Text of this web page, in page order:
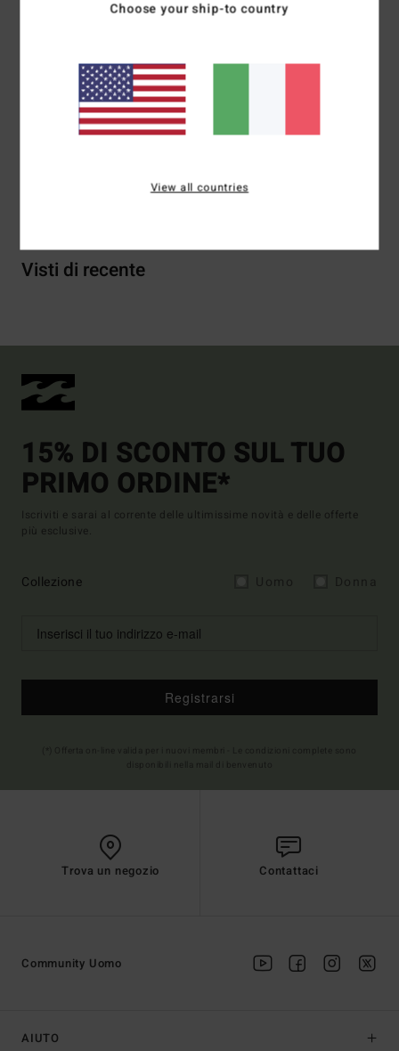
tessuto di cotone
Dimensioni:Ø 57 cm
Marcatura:etichetta tonale in tessuto
Composizione[Tessuto principale] 100% cotone
Spedizioni e Resi
Visti di recente
15% DI SCONTO SUL TUO
PRIMO ORDINE*
Iscriviti e sarai al corrente delle ultimissime novità e delle offerte
più esclusive.
Collezione
Registrarsi
Trova un negozio Contattaci
AIUTO
Community Uomo
Choose your ship-to country
View all countries